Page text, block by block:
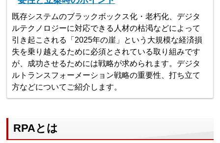
既存システムのブラックボックス化・老朽化、デジタ
ルテクノロジーに対応できる人材の枯渇などによって
引き起こされる「2025年の崖」という大規模な経済損
失を乗り越えるために必須とされている取り組みです
が、成功させるためには戦略が求められます。デジタ
ルトランスフォーメーション戦略の重要性、打ち立て
方などについてご紹介します。
RPAとは